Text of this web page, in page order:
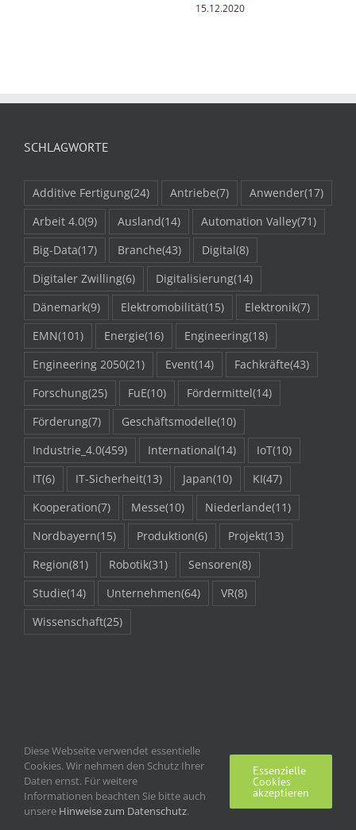
15.12.2020
SCHLAGWORTE
Additive Fertigung(24) Antriebe(7) Anwender(17)
Arbeit 4.0(9) Ausland(14) Automation Valley(71)
Big-Data(17) Branche(43) Digital(8)
Digitaler Zwilling(6) Digitalisierung(14)
Dänemark(9) Elektromobilität(15) Elektronik(7)
EMN(101) Energie(16) Engineering(18)
Engineering 2050(21) Event(14) Fachkräfte(43)
Forschung(25) FuE(10) Fördermittel(14)
Förderung(7) Geschäftsmodelle(10)
Industrie_4.0(459) International(14) IoT(10)
IT(6) IT-Sicherheit(13) Japan(10) KI(47)
Kooperation(7) Messe(10) Niederlande(11)
Nordbayern(15) Produktion(6) Projekt(13)
Region(81) Robotik(31) Sensoren(8)
Studie(14) Unternehmen(64) VR(8)
Wissenschaft(25)
Impressum | Kontakt
Diese Webseite verwendet essentielle
Cookies. Wir nehmen den Schutz Ihrer
Daten ernst. Für weitere
Informationen beachten Sie bitte auch
unsere Hinweise zum Datenschutz.
Essenzielle
Cookies
akzeptieren